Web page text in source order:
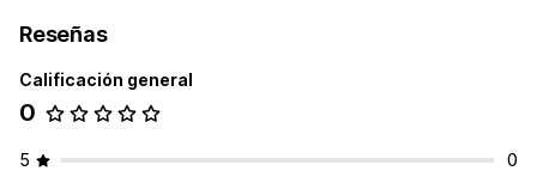
Reseñas
Calificación general
0
5
0